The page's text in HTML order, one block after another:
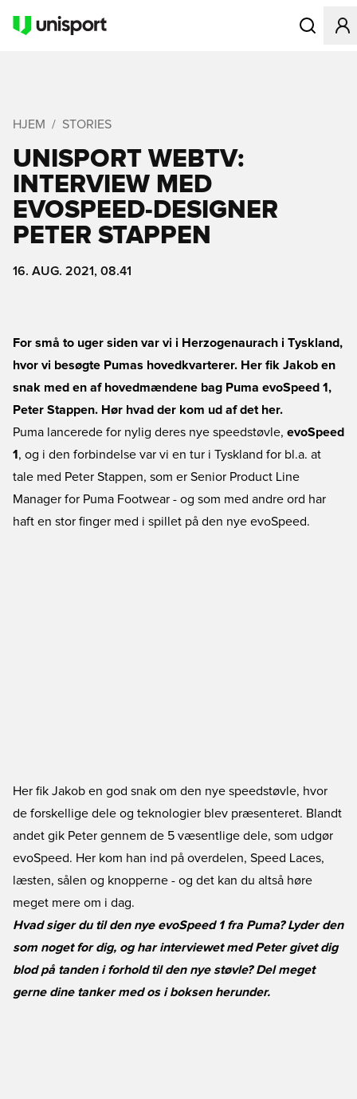
Åbner en
HJEM STORIES
UNISPORT WEBTV:
INTERVIEW MED
EVOSPEED-DESIGNER
PETER STAPPEN
16. AUG. 2021, 08.41
For små to uger siden var vi i Herzogenaurach i Tyskland,
hvor vi besøgte Pumas hovedkvarterer. Her fik Jakob en
snak med en af hovedmændene bag Puma evoSpeed 1,
Peter Stappen. Hør hvad der kom ud af det her.
Puma lancerede for nylig deres nye speedstøvle, evoSpeed
1 , og i den forbindelse var vi en tur i Tyskland for bl.a. at
tale med Peter Stappen, som er Senior Product Line
Manager for Puma Footwear - og som med andre ord har
haft en stor finger med i spillet på den nye evoSpeed.
Her fik Jakob en god snak om den nye speedstøvle, hvor
de forskellige dele og teknologier blev præsenteret. Blandt
andet gik Peter gennem de 5 væsentlige dele, som udgør
evoSpeed. Her kom han ind på overdelen, Speed Laces,
læsten, sålen og knopperne - og det kan du altså høre
meget mere om i dag.
Hvad siger du til den nye evoSpeed 1 fra Puma? Lyder den
som noget for dig, og har interviewet med Peter givet dig
blod på tanden i forhold til den nye støvle? Del meget
gerne dine tanker med os i boksen herunder.